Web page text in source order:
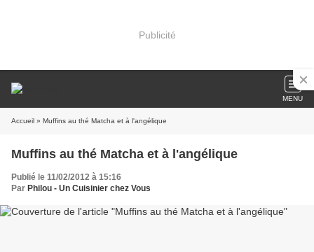
Publicité
MENU
Accueil » Muffins au thé Matcha et à l'angélique
Muffins au thé Matcha et à l'angélique
Publié le 11/02/2012 à 15:16
Par Philou - Un Cuisinier chez Vous